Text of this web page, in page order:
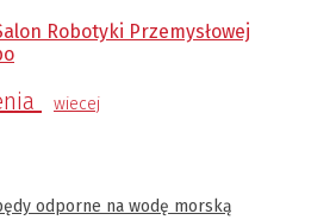
wiecej
odporne na wodę morską